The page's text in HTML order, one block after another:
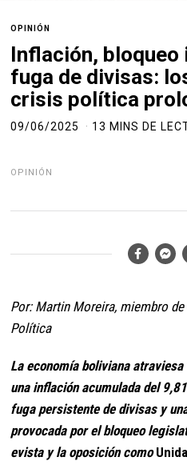
OPINIÓN
Inflación,
fuga de divisas:
crisis política
09/06/2025 13 MINS DE
OPINIÓN
Por: Martin Moreira, miembro
Política
La economía boliviana
una inflación acumulada del
fuga persistente de divisas y
provocada por el bloqueo
evista y la oposición como